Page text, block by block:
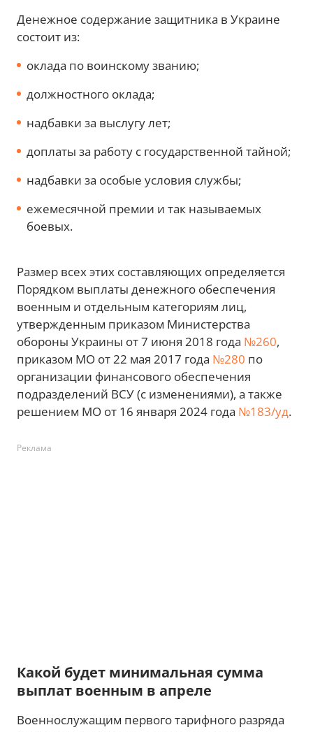
Денежное содержание защитника в Украине
состоит из:
оклада по воинскому званию;
должностного оклада;
надбавки за выслугу лет;
доплаты за работу с государственной тайной;
надбавки за особые условия службы;
ежемесячной премии и так называемых
боевых.
Размер всех этих составляющих определяется
Порядком выплаты денежного обеспечения
военным и отдельным категориям лиц,
утвержденным приказом Министерства
обороны Украины от 7 июня 2018 года №260,
приказом МО от 22 мая 2017 года №280 по
организации финансового обеспечения
подразделений ВСУ (с изменениями), а также
решением МО от 16 января 2024 года №183/уд.
Реклама
Какой будет минимальная сумма
выплат военным в апреле
Военнослужащим первого тарифного разряда